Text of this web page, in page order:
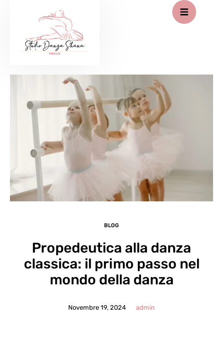
BLOG
Propedeutica alla danza
classica: il primo passo nel
mondo della danza
Novembre 19, 2024 admin